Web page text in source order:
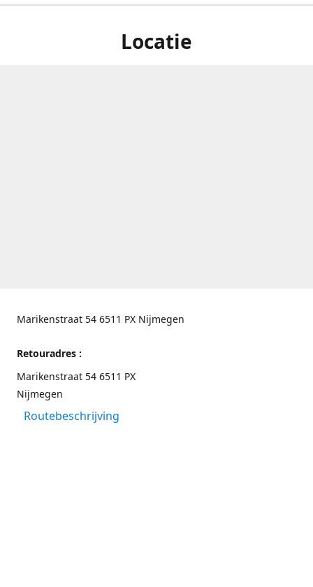
Locatie
Marikenstraat 54 6511 PX Nijmegen
Retouradres :
Marikenstraat 54 6511 PX
Nijmegen
Routebeschrijving